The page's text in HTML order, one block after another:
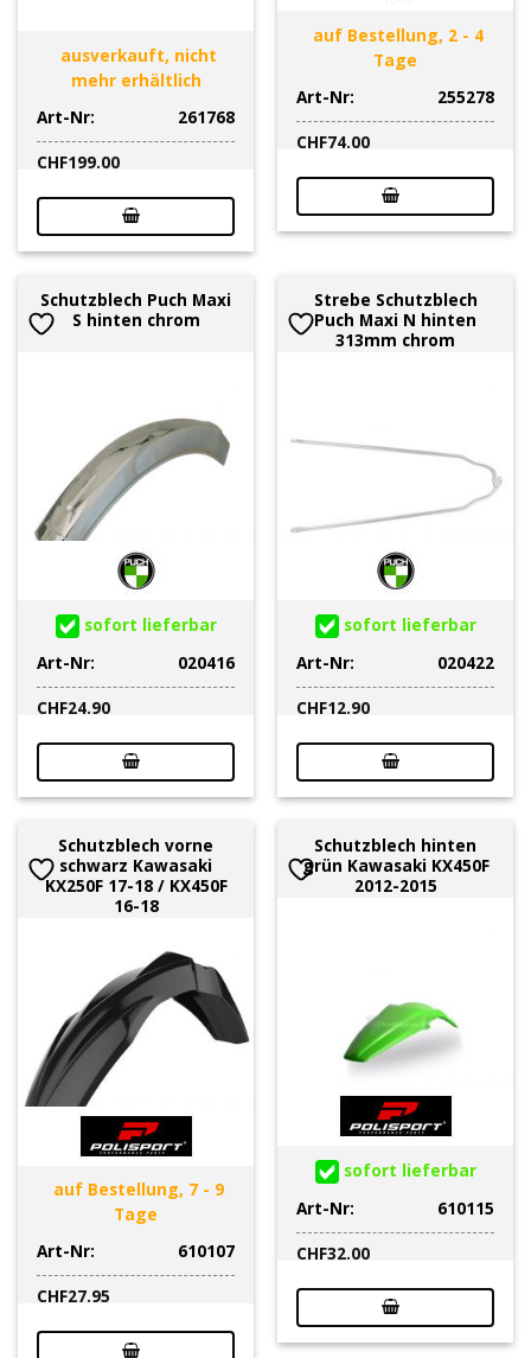
ausverkauft, nicht
mehr erhältlich
Art-Nr:
261768
CHF199.00
auf Bestellung, 2 - 4
Tage
Art-Nr:
255278
CHF74.00
Schutzblech Puch Maxi
S hinten chrom
sofort lieferbar
Art-Nr:
020416
CHF24.90
Strebe Schutzblech
Puch Maxi N hinten
313mm chrom
sofort lieferbar
Art-Nr:
020422
CHF12.90
Schutzblech vorne
schwarz Kawasaki
KX250F 17-18 / KX450F
16-18
auf Bestellung, 7 - 9
Tage
Art-Nr:
610107
CHF27.95
Schutzblech hinten
grün Kawasaki KX450F
2012-2015
sofort lieferbar
Art-Nr:
610115
CHF32.00